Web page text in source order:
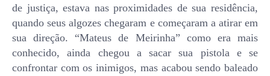
de justiça, estava nas proximidades de sua residência,
quando seus algozes chegaram e começaram a atirar em
sua direção. “Mateus de Meirinha” como era mais
conhecido, ainda chegou a sacar sua pistola e se
confrontar com os inimigos, mas acabou sendo baleado